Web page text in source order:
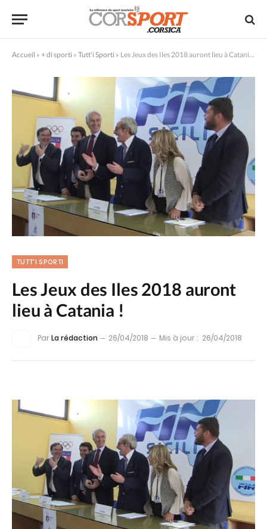
Accueil » + di sporti » Tutt'i Sporti » Les Jeux des Iles 2018 auront lieu à Catania !
TUTT'I SPORTI
Les Jeux des Iles 2018 auront
lieu à Catania !
ParLa rédaction 26/04/2018 Mis à jour : 26/04/2018